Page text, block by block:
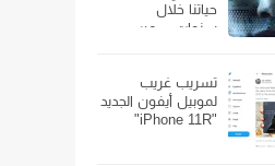
حياتنا خلال
سنوات… من
تسريب غريب
لموبيل أيفون الجديد
"iPhone 11R"